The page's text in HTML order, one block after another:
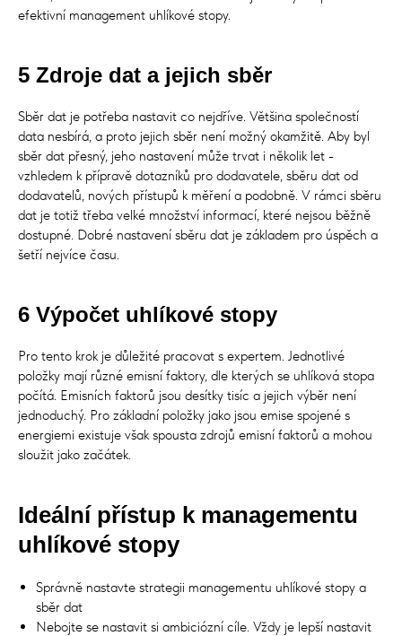
efektivní management uhlíkové stopy.
5 Zdroje dat a jejich sběr
Sběr dat je potřeba nastavit co nejdříve. Většina společností
data nesbírá, a proto jejich sběr není možný okamžitě. Aby byl
sběr dat přesný, jeho nastavení může trvat i několik let -
vzhledem k přípravě dotazníků pro dodavatele, sběru dat od
dodavatelů, nových přístupů k měření a podobně. V rámci sběru
dat je totiž třeba velké množství informací, které nejsou běžně
dostupné. Dobré nastavení sběru dat je základem pro úspěch a
šetří nejvíce času.
6 Výpočet uhlíkové stopy
Pro tento krok je důležité pracovat s expertem. Jednotlivé
položky mají různé emisní faktory, dle kterých se uhlíková stopa
počítá. Emisních faktorů jsou desítky tisíc a jejich výběr není
jednoduchý. Pro základní položky jako jsou emise spojené s
energiemi existuje však spousta zdrojů emisní faktorů a mohou
sloužit jako začátek.
Ideální přístup k managementu
uhlíkové stopy
Správně nastavte strategii managementu uhlíkové stopy a
sběr dat
Nebojte se nastavit si ambiciózní cíle. Vždy je lepší nastavit